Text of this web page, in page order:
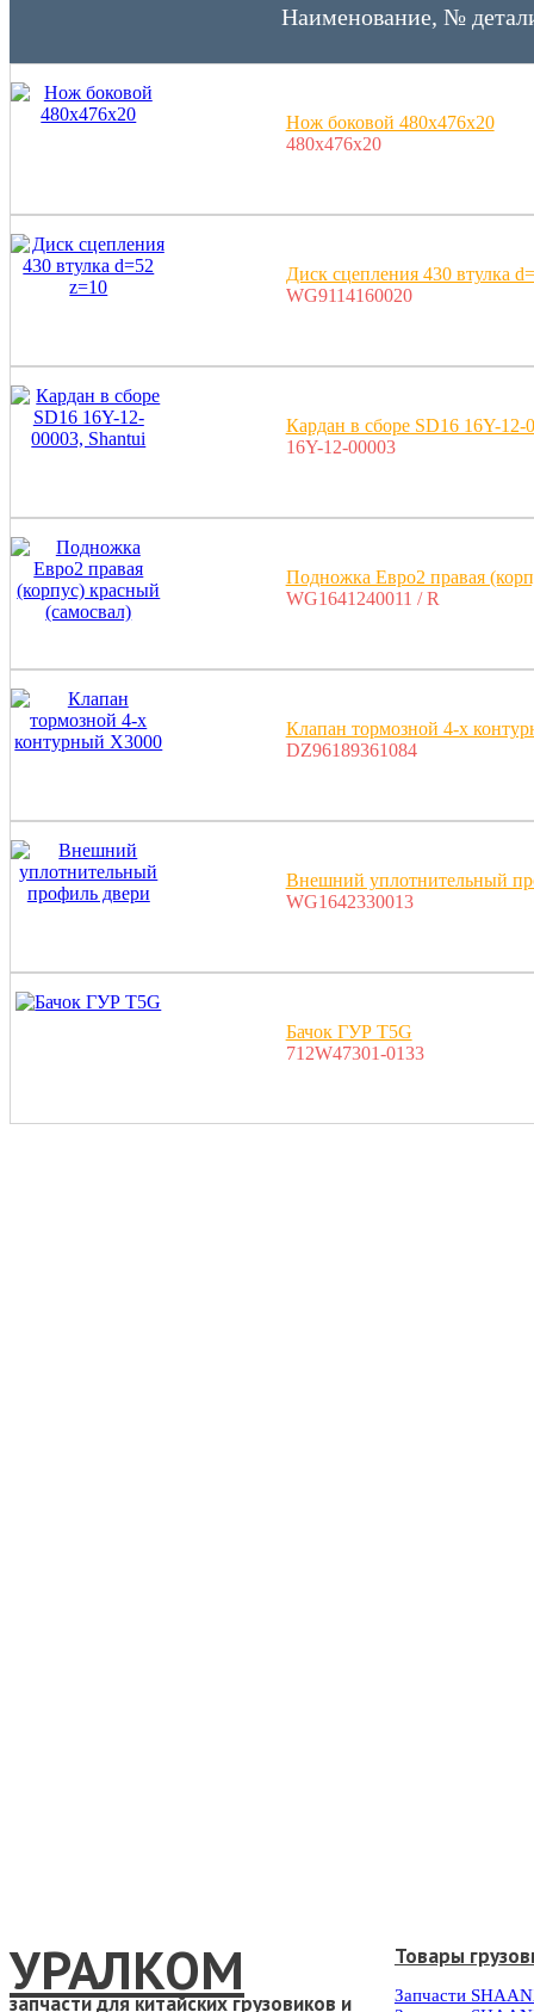
Наименование, №
Нож боковой 480х476х20
480х476х20
Диск сцепления 430 втулка
WG9114160020
Кардан в сборе SD16 16Y-12-
16Y-12-00003
Подножка Евро2 правая
WG1641240011 / R
Клапан тормозной 4-х
DZ96189361084
Внешний уплотнительный
WG1642330013
Бачок ГУР T5G
712W47301-0133
УРАЛКОМ
запчасти для китайских грузовиков и
Товары
Запчасти